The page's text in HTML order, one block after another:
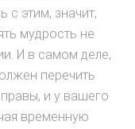
с этим, значит,
мудрость не
И в самом деле,
перечить
и у вашего
временную